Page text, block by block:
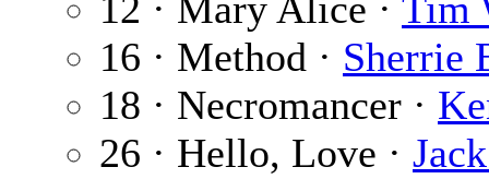
16 · Method · Sherrie
18 · Necromancer ·
26 · Hello, Love ·